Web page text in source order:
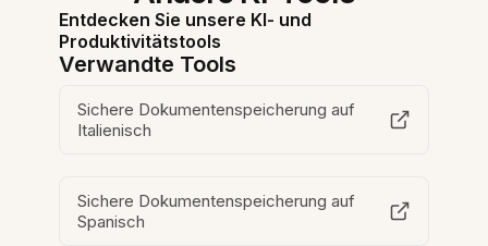
Entdecken Sie unsere KI- und
Produktivitätstools
Verwandte Tools
Sichere Dokumentenspeicherung auf
Italienisch
Sichere Dokumentenspeicherung auf
Spanisch